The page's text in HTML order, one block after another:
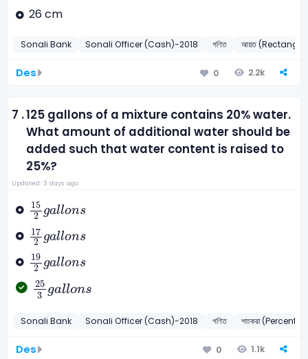
26 cm
Sonali Bank Sonali Officer (Cash)-2018 গণিত আয়ত (Rectangle)
Des 0 2.2k
7 .125 gallons of a mixture contains 20% water.
What amount of additional water should be
added such that water content is raised to
25%?
Updated: 3 days ago
15
2 gallons
15 ga
17
2 gallons
17 ga
19
2 gallons
19 ga
25
3 gallons
25 ga
Sonali Bank Sonali Officer (Cash)-2018 গণিত শতকরা
Des 0 1.1k